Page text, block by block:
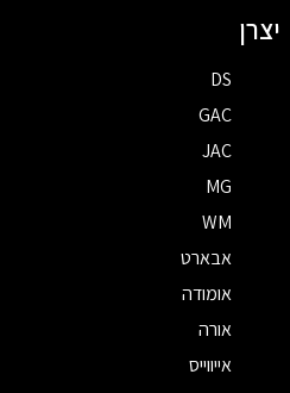
יצרן
DS
GAC
JAC
MG
WM
אבארט
אומודה
אורה
אייווייס